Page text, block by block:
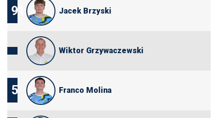
91 Jacek Brzyski
Wiktor Grzywaczewski
5 Franco Molina